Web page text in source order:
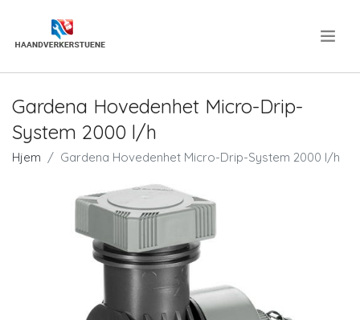
Gardena Hovedenhet Micro-Drip-
System 2000 l/h
Hjem Gardena Hovedenhet Micro-Drip-System 2000 l/h